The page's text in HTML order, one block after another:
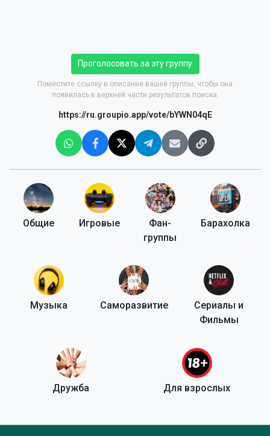
Проголосовать за эту группу
Поместите ссылку в описание вашей группы, чтобы она
появилась в верхней части результатов поиска.
https://ru.groupio.app/vote/bYWN04qE
Общие Игровые
Фан-
группы
Барахолка
Музыка Саморазвитие
Сериалы и
Фильмы
Дружба Для взрослых